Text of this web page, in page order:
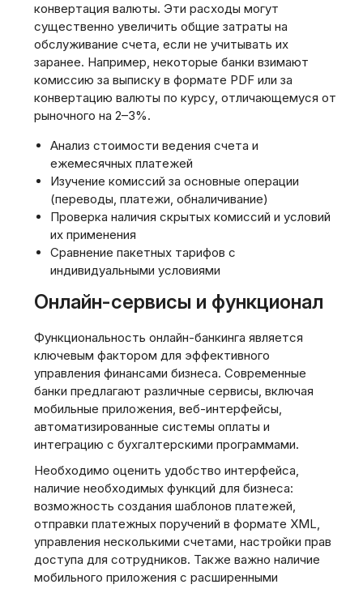
конвертация валюты. Эти расходы могут
существенно увеличить общие затраты на
обслуживание счета, если не учитывать их
заранее. Например, некоторые банки взимают
комиссию за выписку в формате PDF или за
конвертацию валюты по курсу, отличающемуся от
рыночного на 2–3%.
Анализ стоимости ведения счета и
ежемесячных платежей
Изучение комиссий за основные операции
(переводы, платежи, обналичивание)
Проверка наличия скрытых комиссий и условий
их применения
Сравнение пакетных тарифов с
индивидуальными условиями
Онлайн-сервисы и функционал
Функциональность онлайн-банкинга является
ключевым фактором для эффективного
управления финансами бизнеса. Современные
банки предлагают различные сервисы, включая
мобильные приложения, веб-интерфейсы,
автоматизированные системы оплаты и
интеграцию с бухгалтерскими программами.
Необходимо оценить удобство интерфейса,
наличие необходимых функций для бизнеса:
возможность создания шаблонов платежей,
отправки платежных поручений в формате XML,
управления несколькими счетами, настройки прав
доступа для сотрудников. Также важно наличие
мобильного приложения с расширенными